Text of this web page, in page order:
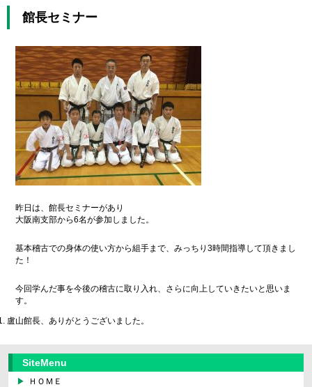
館長セミナー
昨日は、館長セミナーがあり
大阪南支部から6名が参加しました。
基本稽古での身体の使い方から組手まで、みっちり3時間指導して頂きまし
た！
今回学んだ事を今後の稽古に取り入れ、さらに向上していきたいと思いま
す。
盧山館長、ありがとうございました。
SiteMenu
ＨＯＭＥ